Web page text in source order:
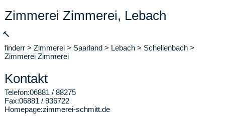
Zimmerei Zimmerei, Lebach
🔨
finderr > Zimmerei > Saarland > Lebach > Schellenbach >
Zimmerei Zimmerei
Kontakt
Telefon:06881 / 88275
Fax:06881 / 936722
Homepage:zimmerei-schmitt.de